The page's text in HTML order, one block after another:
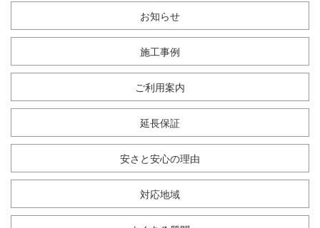
お知らせ
施工事例
ご利用案内
延長保証
安さと安心の理由
対応地域